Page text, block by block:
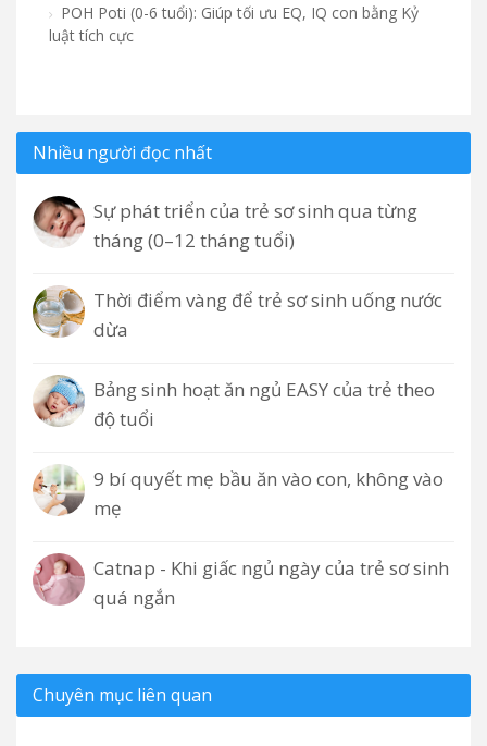
POH Poti (0-6 tuổi): Giúp tối ưu EQ, IQ con bằng Kỷ
luật tích cực
Nhiều người đọc nhất
Sự phát triển của trẻ sơ sinh qua từng
tháng (0–12 tháng tuổi)
Thời điểm vàng để trẻ sơ sinh uống nước
dừa
Bảng sinh hoạt ăn ngủ EASY của trẻ theo
độ tuổi
9 bí quyết mẹ bầu ăn vào con, không vào
mẹ
Catnap - Khi giấc ngủ ngày của trẻ sơ sinh
quá ngắn
Chuyên mục liên quan